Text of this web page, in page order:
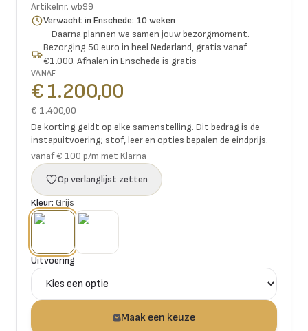
Artikelnr. wb99
Verwacht in Enschede: 10 weken
Daarna plannen we samen jouw bezorgmoment.
Bezorging 50 euro in heel Nederland, gratis vanaf
€1.000. Afhalen in Enschede is gratis
VANAF
€ 1.200,00
€ 1.400,00
De korting geldt op elke samenstelling. Dit bedrag is de
instapuitvoering; stof, leer en opties bepalen de eindprijs.
vanaf € 100 p/m met Klarna
Op verlanglijst zetten
Kleur: Grijs
Uitvoering
Maak een keuze